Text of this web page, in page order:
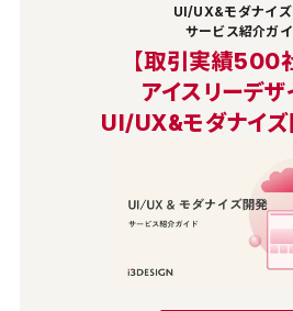
UI/UX&モダナイ
サービス紹介ガ
【取引実績500
アイスリーデザ
UI/UX&モダナイズ